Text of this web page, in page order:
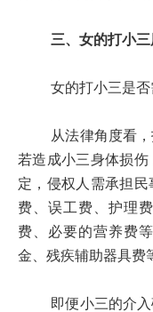
三、女的打小
女的打小三是否需
从法律角度看，打
若造成小三身体损
定，侵权人需承担
费、误工费、护理
费、必要的营养费
金、残疾辅助器具费
即便小三的介入